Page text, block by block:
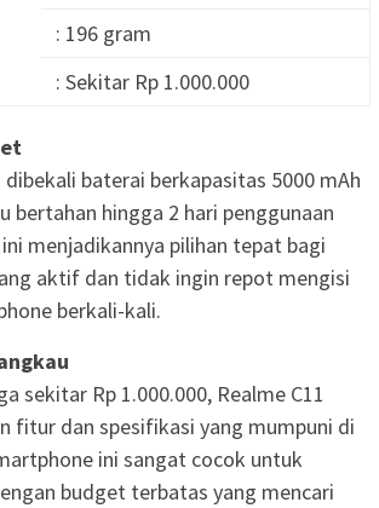
: 196 gram
: Sekitar Rp 1.000.000
dibekali baterai berkapasitas 5000 mAh
bertahan hingga 2 hari penggunaan
menjadikannya pilihan tepat bagi
aktif dan tidak ingin repot mengisi
berkali-kali.
sekitar Rp 1.000.000, Realme C11
fitur dan spesifikasi yang mumpuni di
ini sangat cocok untuk
budget terbatas yang mencari